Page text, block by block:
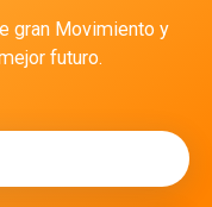
gran Movimiento y
futuro.